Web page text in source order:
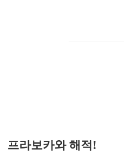
프라보카와 해적!